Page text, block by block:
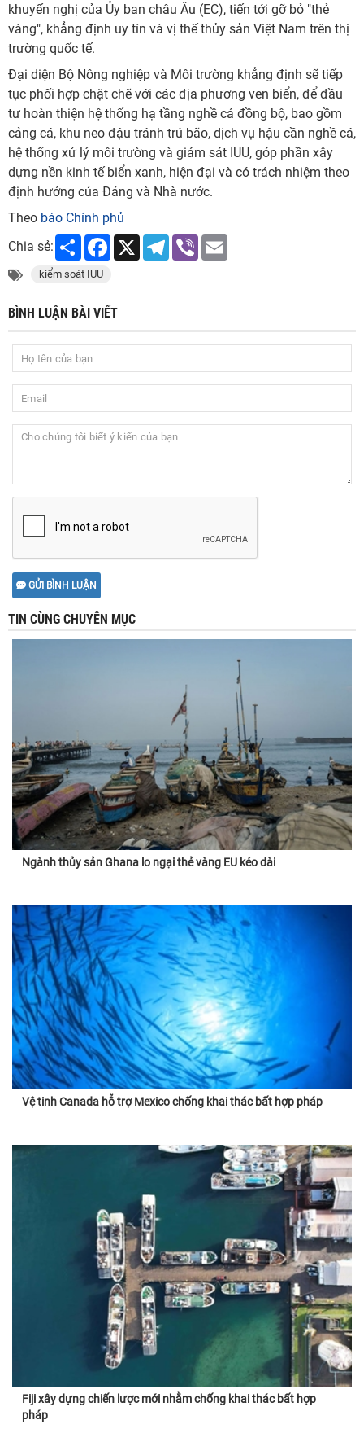
khuyến nghị của Ủy ban châu Âu (EC), tiến tới gỡ bỏ "thẻ
vàng", khẳng định uy tín và vị thế thủy sản Việt Nam trên thị
trường quốc tế.
Đại diện Bộ Nông nghiệp và Môi trường khẳng định sẽ tiếp
tục phối hợp chặt chẽ với các địa phương ven biển, để đầu
tư hoàn thiện hệ thống hạ tầng nghề cá đồng bộ, bao gồm
cảng cá, khu neo đậu tránh trú bão, dịch vụ hậu cần nghề cá,
hệ thống xử lý môi trường và giám sát IUU, góp phần xây
dựng nền kinh tế biển xanh, hiện đại và có trách nhiệm theo
định hướng của Đảng và Nhà nước.
Theo báo Chính phủ
Chia sẻ:
Share Facebook
X Telegram
Viber
kiểm soát IUU
BÌNH LUẬN BÀI VIẾT
GỬI BÌNH LUẬN
TIN CÙNG CHUYÊN MỤC
Ngành thủy sản Ghana lo ngại thẻ vàng EU kéo dài
Vệ tinh Canada hỗ trợ Mexico chống khai thác bất hợp pháp
Fiji xây dựng chiến lược mới nhằm chống khai thác bất hợp
pháp